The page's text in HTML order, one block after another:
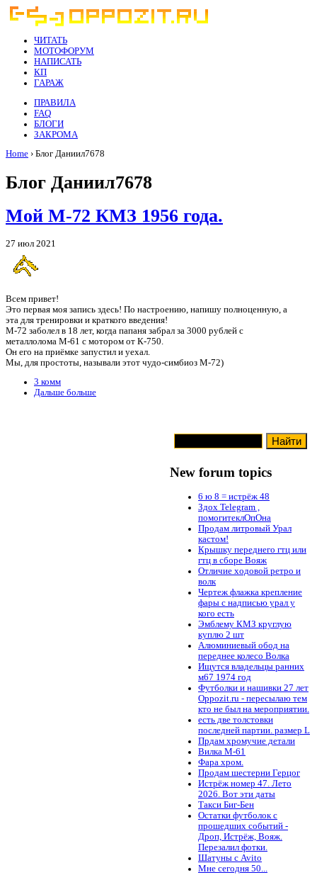
ЧИТАТЬ
МОТОФОРУМ
НАПИСАТЬ
КП
ГАРАЖ
ПРАВИЛА
FAQ
БЛОГИ
ЗАКРОМА
Home › Блог Даниил7678
Блог Даниил7678
Мой М-72 КМЗ 1956 года.
27 июл 2021
Всем привет!
Это первая моя запись здесь! По настроению, напишу полноценную, а
эта для тренировки и краткого введения!
М-72 заболел в 18 лет, когда папаня забрал за 3000 рублей с
металлолома М-61 с мотором от К-750.
Он его на приёмке запустил и уехал.
Мы, для простоты, называли этот чудо-симбиоз М-72)
3 комм
Дальше больше
New forum topics
6 ю 8 = истрёж 48
Здох Telegram ,
помогитеклОпОна
Продам литровый Урал
кастом!
Крышку переднего гтц или
гтц в сборе Вояж
Отличие ходовой ретро и
волк
Чертеж флажка крепление
фары с надписью урал у
кого есть
Эмблему КМЗ круглую
куплю 2 шт
Алюминиевый обод на
переднее колесо Волка
Ищутся владельцы ранних
м67 1974 год
Футболки и нашивки 27 лет
Oppozit.ru - пересылаю тем
кто не был на мероприятии.
есть две толстовки
последней партии. размер L
Прдам хромучие детали
Вилка М-61
Фара хром.
Продам шестерни Герцог
Истрёж номер 47. Лето
2026. Вот эти даты
Такси Биг-Бен
Остатки футболок с
прошедших событий -
Дроп, Истрёж, Вояж.
Перезалил фотки.
Шатуны с Avito
Мне сегодня 50...